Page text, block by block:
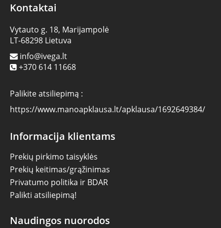
Kontaktai
Vytauto g. 18, Marijampolė
LT-68298 Lietuva
info@ivega.lt
+370 614 11668
Palikite atsiliepimą :
https://www.manoapklausa.lt/apklausa/1692649384/
Informacija klientams
Prekių pirkimo taisyklės
Prekių keitimas/grąžinimas
Privatumo politika ir BDAR
Palikti atsiliepimą!
Naudingos nuorodos